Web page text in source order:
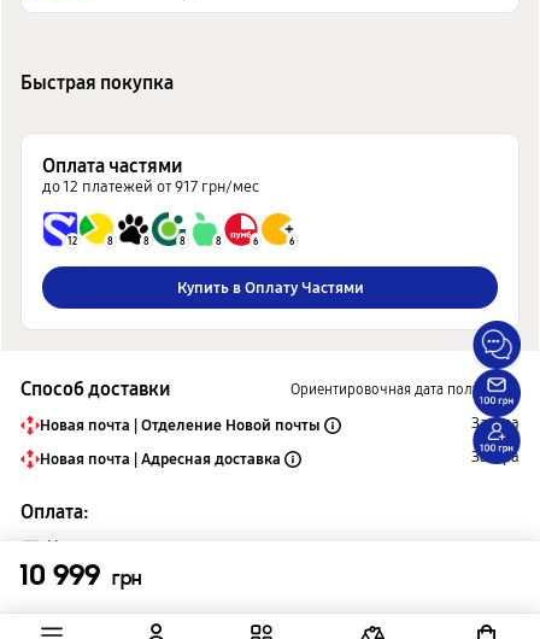
Быстрая покупка
Оплата частями
до 12 платежей от 917 грн/мес
12 8 8 8 8 6 6
Купить в Оплату Частями
Способ доставки Ориентировочная дата получения
Новая почта | Отделение Новой почты
Завтра
Новая почта | Адресная доставка
Завтра
Оплата:
Наличными
Картой онлайн
Безналичный расчет
Оплата частями Монобанк
Оплата Частями и Мгновенная Рассрочка Приватбанк
10 999 грн